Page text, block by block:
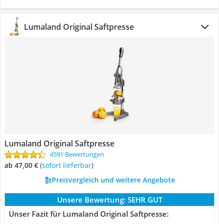
Lumaland Original Saftpresse
Lumaland Original Saftpresse
4591 Bewertungen
ab 47,00 € ( Sofort lieferbar)
Preisvergleich und weitere Angebote
Unsere Bewertung: SEHR GUT
Unser Fazit für Lumaland Original Saftpresse: